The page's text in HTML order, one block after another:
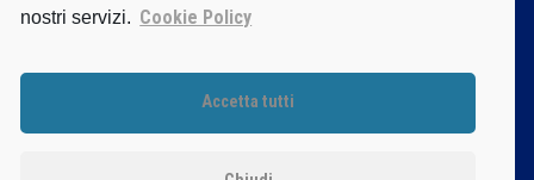
Viale dell’Industria, 34
Cap.soc. Є 96.162.195,00 i.v.
nostri servizi. Cookie Policy
Accetta tutti